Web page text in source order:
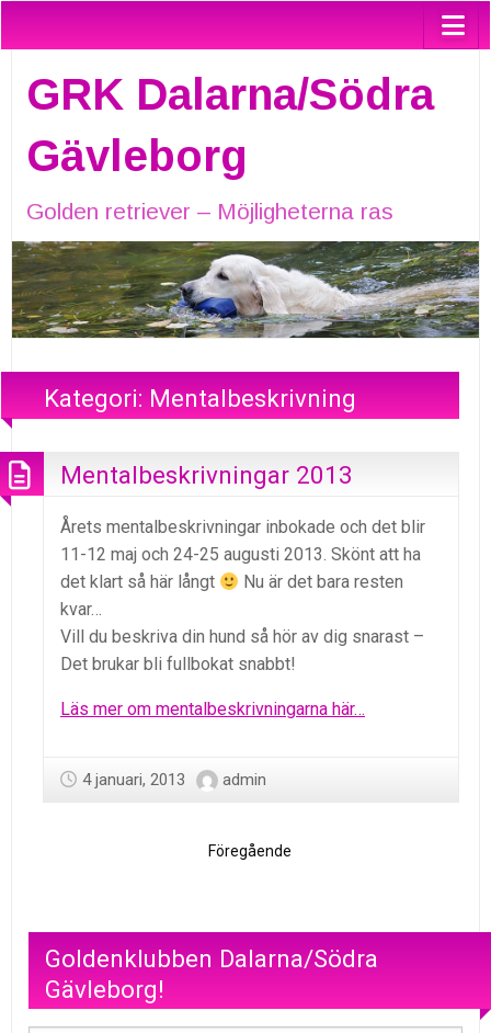
GRK Dalarna/Södra
Gävleborg
Golden retriever – Möjligheterna ras
Kategori: Mentalbeskrivning
Mentalbeskrivningar 2013
Årets mentalbeskrivningar inbokade och det blir
11-12 maj och 24-25 augusti 2013. Skönt att ha
det klart så här långt
Nu är det bara resten
kvar…
Vill du beskriva din hund så hör av dig snarast –
Det brukar bli fullbokat snabbt!
Läs mer om mentalbeskrivningarna här…
4 januari, 2013 admin
Föregående
Goldenklubben Dalarna/Södra
Gävleborg!